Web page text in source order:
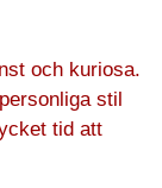
och kuriosa.
stil
tid att